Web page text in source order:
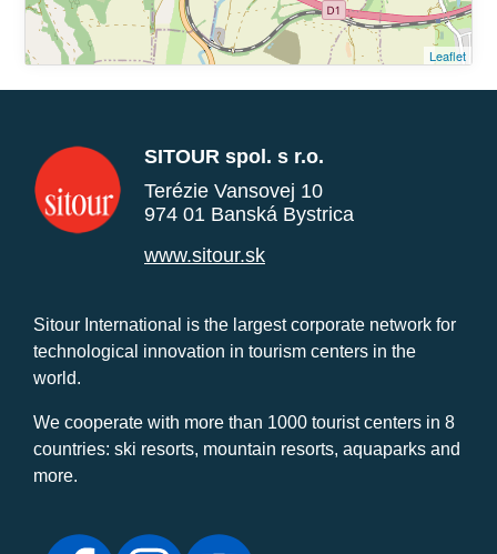
Leaflet
SITOUR spol. s r.o.
Terézie Vansovej 10
974 01 Banská Bystrica
www.sitour.sk
Sitour International is the largest corporate network for
technological innovation in tourism centers in the
world.
We cooperate with more than 1000 tourist centers in 8
countries: ski resorts, mountain resorts, aquaparks and
more.